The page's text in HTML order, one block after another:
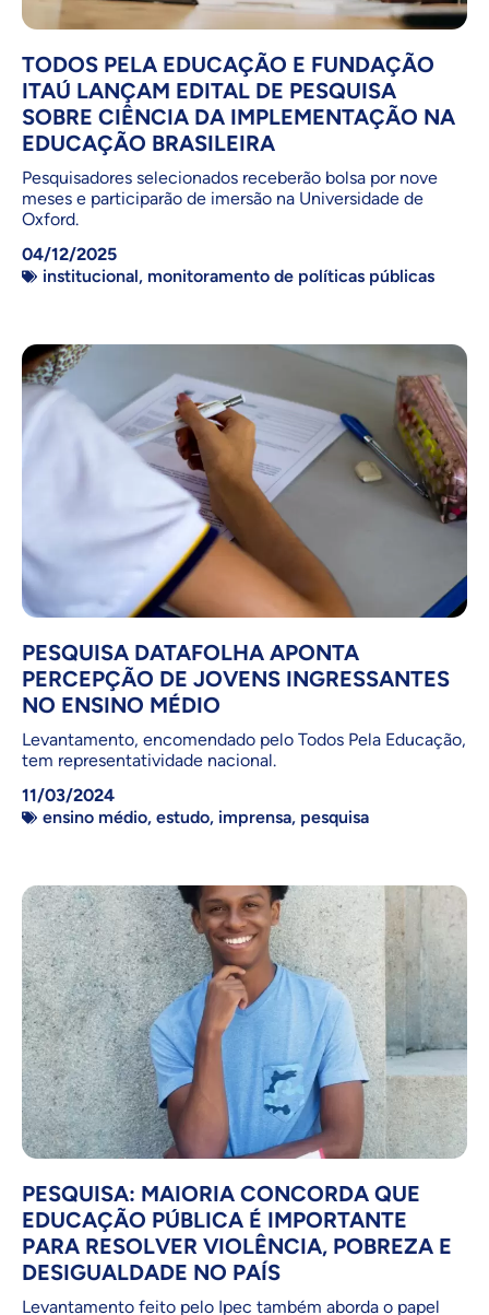
TODOS PELA EDUCAÇÃO E FUNDAÇÃO
ITAÚ LANÇAM EDITAL DE PESQUISA
SOBRE CIÊNCIA DA IMPLEMENTAÇÃO NA
EDUCAÇÃO BRASILEIRA
Pesquisadores selecionados receberão bolsa por nove
meses e participarão de imersão na Universidade de
Oxford.
04/12/2025
institucional, monitoramento de políticas públicas
PESQUISA DATAFOLHA APONTA
PERCEPÇÃO DE JOVENS INGRESSANTES
NO ENSINO MÉDIO
Levantamento, encomendado pelo Todos Pela Educação,
tem representatividade nacional.
11/03/2024
ensino médio, estudo, imprensa, pesquisa
PESQUISA: MAIORIA CONCORDA QUE
EDUCAÇÃO PÚBLICA É IMPORTANTE
PARA RESOLVER VIOLÊNCIA, POBREZA E
DESIGUALDADE NO PAÍS
Levantamento feito pelo Ipec também aborda o papel